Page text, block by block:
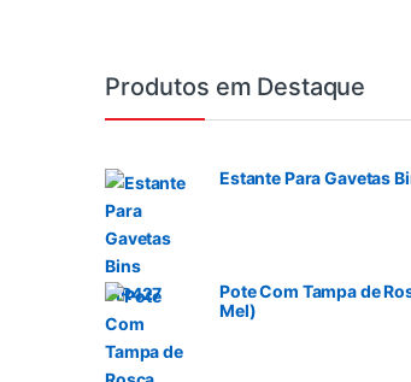
Produtos em Destaque
Estante Para Gavetas
Pote Com Tampa de
Mel)